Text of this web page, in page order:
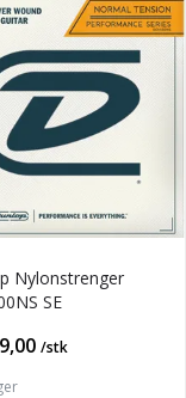
Nylonstrenger
SE
/stk